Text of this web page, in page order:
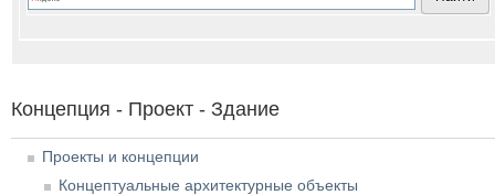
Концепция - Проект - Здание
Проекты и концепции
Концептуальные архитектурные объекты